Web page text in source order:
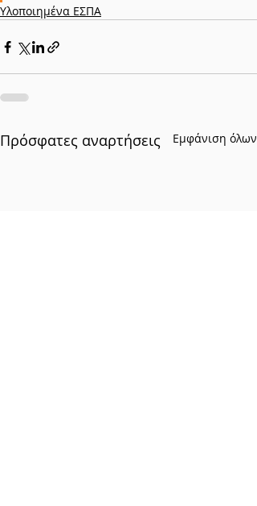
Υλοποιημένα ΕΣΠΑ
Πρόσφατες αναρτήσεις Εμφάνιση όλων